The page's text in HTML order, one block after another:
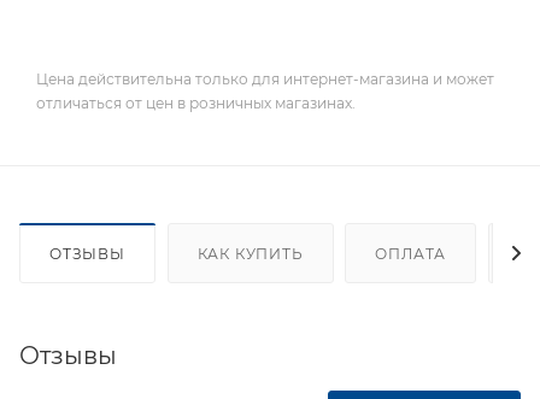
Цена действительна только для интернет-магазина и может
отличаться от цен в розничных магазинах.
ОТЗЫВЫ КАК КУПИТЬ ОПЛАТА
Отзывы